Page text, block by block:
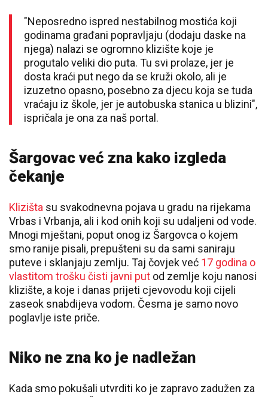
"Neposredno ispred nestabilnog mostića koji
godinama građani popravljaju (dodaju daske na
njega) nalazi se ogromno klizište koje je
progutalo veliki dio puta. Tu svi prolaze, jer je
dosta kraći put nego da se kruži okolo, ali je
izuzetno opasno, posebno za djecu koja se tuda
vraćaju iz škole, jer je autobuska stanica u blizini",
ispričala je ona za naš portal.
Šargovac već zna kako izgleda
čekanje
Klizišta su svakodnevna pojava u gradu na rijekama
Vrbas i Vrbanja, ali i kod onih koji su udaljeni od vode.
Mnogi mještani, poput onog iz Šargovca o kojem
smo ranije pisali, prepušteni su da sami saniraju
puteve i sklanjaju zemlju. Taj čovjek već 17 godina o
vlastitom trošku čisti javni put od zemlje koju nanosi
klizište, a koje i danas prijeti cjevovodu koji cijeli
zaseok snabdijeva vodom. Česma je samo novo
poglavlje iste priče.
Niko ne zna ko je nadležan
Kada smo pokušali utvrditi ko je zapravo zadužen za